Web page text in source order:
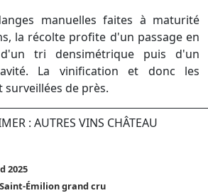
manuelles faites à maturité
la récolte profite d'un passage en
tri densimétrique puis d'un
La vinification et donc les
de près.
: AUTRES VINS CHÂTEAU
2025
Émilion grand cru